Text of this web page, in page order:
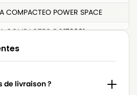
COMPACTEO POWER SPACE
COMPACTEO RO172601
COMPACTEO RO173301
COMPACTEO UPGRADE RO176701
de livraison ?